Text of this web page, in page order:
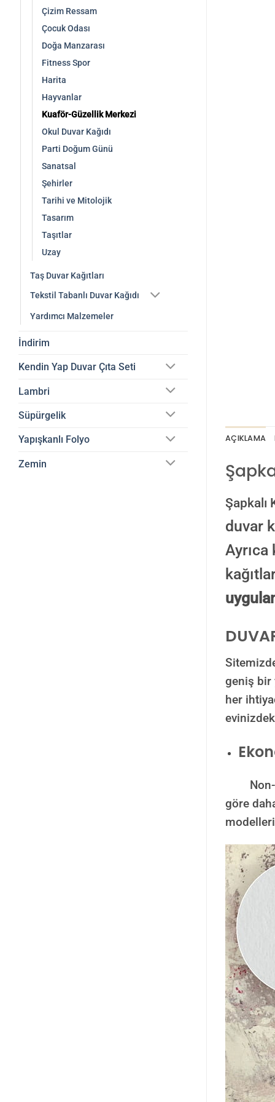
Çizim Ressam
Çocuk Odası
Doğa Manzarası
Fitness Spor
Harita
Hayvanlar
Kuaför-Güzellik Merkezi
Okul Duvar Kağıdı
Parti Doğum Günü
Sanatsal
Şehirler
Tarihi ve Mitolojik
Tasarım
Taşıtlar
Uzay
Taş Duvar Kağıtları
Tekstil Tabanlı Duvar Kağıdı
Yardımcı Malzemeler
İndirim
Kendin Yap Duvar Çıta Seti
Lambri
Süpürgelik
Yapışkanlı Folyo
Zemin
AÇIKLAMA
Şapkalı
duvar
geniş bir
her
Non-
göre